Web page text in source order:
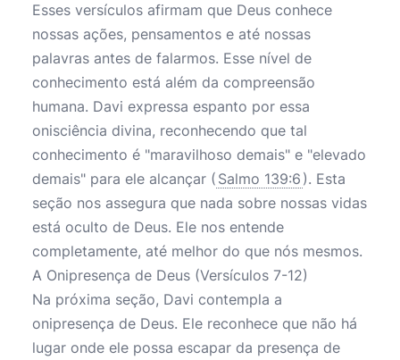
Esses versículos afirmam que Deus conhece
nossas ações, pensamentos e até nossas
palavras antes de falarmos. Esse nível de
conhecimento está além da compreensão
humana. Davi expressa espanto por essa
onisciência divina, reconhecendo que tal
conhecimento é "maravilhoso demais" e "elevado
demais" para ele alcançar ( Salmo 139:6 ). Esta
seção nos assegura que nada sobre nossas vidas
está oculto de Deus. Ele nos entende
completamente, até melhor do que nós mesmos.
A Onipresença de Deus (Versículos 7-12)
Na próxima seção, Davi contempla a
onipresença de Deus. Ele reconhece que não há
lugar onde ele possa escapar da presença de